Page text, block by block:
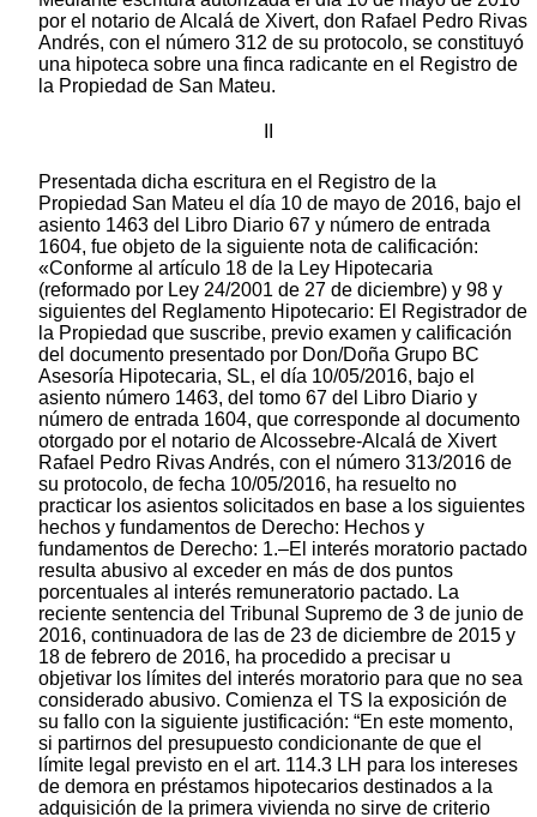
por el notario de Alcalá de Xivert, don Rafael Pedro Rivas
Andrés, con el número 312 de su protocolo, se constituyó
una hipoteca sobre una finca radicante en el Registro de
la Propiedad de San Mateu.
Presentada dicha escritura en el Registro de la
Propiedad San Mateu el día 10 de mayo de 2016, bajo el
asiento 1463 del Libro Diario 67 y número de entrada
1604, fue objeto de la siguiente nota de calificación:
«Conforme al artículo 18 de la Ley Hipotecaria
(reformado por Ley 24/2001 de 27 de diciembre) y 98 y
siguientes del Reglamento Hipotecario: El Registrador de
la Propiedad que suscribe, previo examen y calificación
del documento presentado por Don/Doña Grupo BC
Asesoría Hipotecaria, SL, el día 10/05/2016, bajo el
asiento número 1463, del tomo 67 del Libro Diario y
número de entrada 1604, que corresponde al documento
otorgado por el notario de Alcossebre-Alcalá de Xivert
Rafael Pedro Rivas Andrés, con el número 313/2016 de
su protocolo, de fecha 10/05/2016, ha resuelto no
practicar los asientos solicitados en base a los siguientes
hechos y fundamentos de Derecho: Hechos y
fundamentos de Derecho: 1.–El interés moratorio pactado
resulta abusivo al exceder en más de dos puntos
porcentuales al interés remuneratorio pactado. La
reciente sentencia del Tribunal Supremo de 3 de junio de
2016, continuadora de las de 23 de diciembre de 2015 y
18 de febrero de 2016, ha procedido a precisar u
objetivar los límites del interés moratorio para que no sea
considerado abusivo. Comienza el TS la exposición de
su fallo con la siguiente justificación: “En este momento,
si partirnos del presupuesto condicionante de que el
límite legal previsto en el art. 114.3 LH para los intereses
de demora en préstamos hipotecarios destinados a la
adquisición de la primera vivienda no sirve de criterio